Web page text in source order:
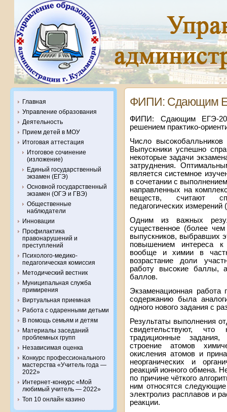
Главная
Управление образования
Деятельность
Прием детей в МОУ
Итоговая аттестация
Итоговое сочинение
(изложение)
Единый государственный
экзамен (ЕГЭ)
Основной государственный
экзамен (ОГЭ и ГВЭ)
Общественные
наблюдатели
Инновации
Профилактика
правонарушений и
преступлений
Психолого-медико-
педагогическая комиссия
Методический вестник
Муниципальная служба
примирения
Виртуальная приемная
Работа с одаренными детьми
В помощь семьям и детям
Материалы заседаний
проблемных групп
Независимая оценка
Конкурс профессионального
мастерства «Учитель года —
2022»
Интернет-конкурс «Мой
любимый учитель — 2022»
Топ 10 онлайн казино
ФИПИ: Сдающим
ФИПИ: Сдающим ЕГЭ-
решением практико-
Число
Выпускники успешно
некоторые задачи
затруднения.
является системное
в сочетании с
направленных на
веществ, считают
педагогических
Одним из важных
существенное (более
выпускников, выбравших
повышением интереса к
вообще и химии в
возрастание доли
работу высокие баллы,
баллов.
Экзаменационная работа
содержанию была
одного нового задания с
Результаты выполнения
свидетельствуют,
традиционные задания,
строение атомов
окисления атомов и
неорганических и
реакций ионного обмена.
по причине чёткого
ним относятся
электролиз расплавов и
реакции.